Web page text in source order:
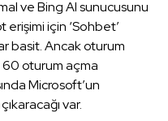
ve Bing Al sunucusunu
için ‘Sohbet’
basit. Ancak oturum
60 oturum açma
Microsoft’un
var.